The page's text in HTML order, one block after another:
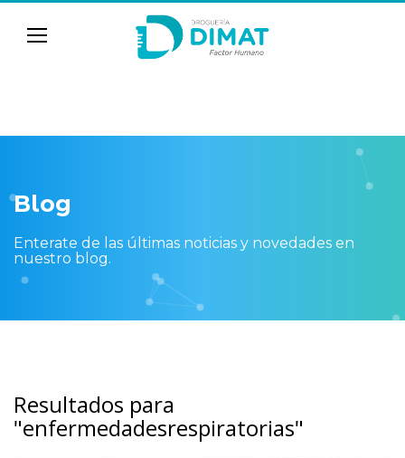
Blog
Enterate de las últimas noticias y novedades en
nuestro blog.
Resultados para
"enfermedadesrespiratorias"